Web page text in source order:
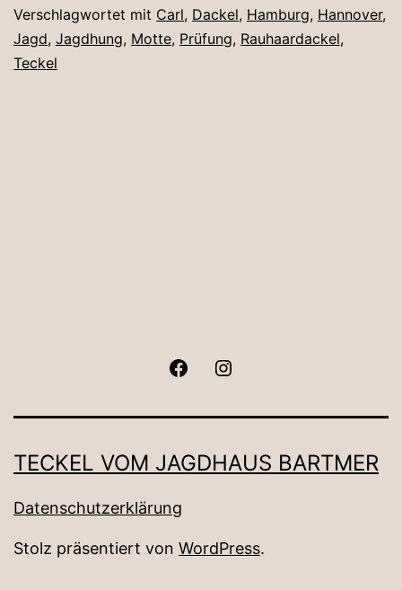
Verschlagwortet mit Carl, Dackel, Hamburg, Hannover,
Jagd, Jagdhung, Motte, Prüfung, Rauhaardackel,
Teckel
Facebook
TECKEL VOM JAGDHAUS BARTMER
Datenschutzerklärung
Stolz präsentiert von WordPress.